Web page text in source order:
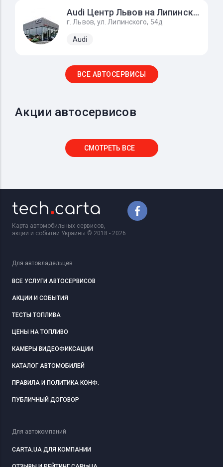
Audi Центр Львов на Липинского
г. Львов, ул. Липинского, 54д
Audi
ВСЕ АВТОСЕРВИСЫ
Акции автосервисов
СМОТРЕТЬ ВСЕ
Карта автомобильных сервисов,
акций и событий Украины © 2018 - 2026
Для автовладельцев
ВСЕ УСЛУГИ АВТОСЕРВИСОВ
АКЦИИ И СОБЫТИЯ
ТЕСТЫ ТОПЛИВА
ЦЕНЫ НА ТОПЛИВО
КАМЕРЫ ВИДЕОФИКСАЦИИ
КАТАЛОГ АВТОМОБИЛЕЙ
ПРАВИЛА И ПОЛИТИКА КОНФ.
ПУБЛИЧНЫЙ ДОГОВОР
Для автокомпаний
CARTA.UA ДЛЯ КОМПАНИИ